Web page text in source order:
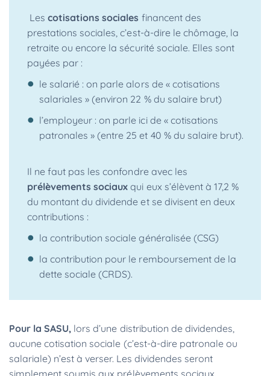
Lescotisations sociales financent des
prestations sociales, c’est-à-dire le chômage, la
retraite ou encore la sécurité sociale. Elles sont
payées par :
le salarié : on parle alors de « cotisations
salariales » (environ 22 % du salaire brut)
l’employeur : on parle ici de « cotisations
patronales » (entre 25 et 40 % du salaire brut).
Il ne faut pas les confondre avec les
prélèvements sociauxqui eux s’élèvent à 17,2 %
du montant du dividende et se divisent en deux
contributions :
la contribution sociale généralisée (CSG)
la contribution pour le remboursement de la
dette sociale (CRDS).
Pour la SASU, lors d’une distribution de dividendes,
aucune cotisation sociale (c’est-à-dire patronale ou
salariale) n’est à verser. Les dividendes seront
simplement soumis aux prélèvements sociaux.